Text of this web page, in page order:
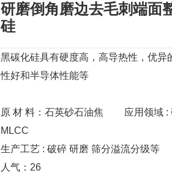
研磨倒角磨边去毛刺端面
硅
黑碳化硅具有硬度高，高导热性，‌优异
性好和半导体性能等
原 材 料：石英砂石油焦
应用领域 :
MLCC
生产工艺 : 破碎 研磨 筛分溢流分级等
人气： 26